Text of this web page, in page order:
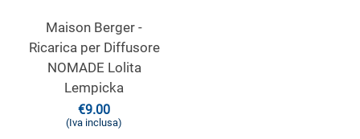
Maison Berger -
Ricarica per Diffusore
NOMADE Lolita
Lempicka
€9.00
(Iva inclusa)